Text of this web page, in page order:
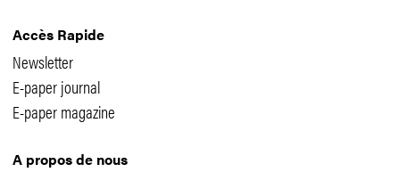
Accès Rapide
Newsletter
E-paper journal
E-paper magazine
A propos de nous